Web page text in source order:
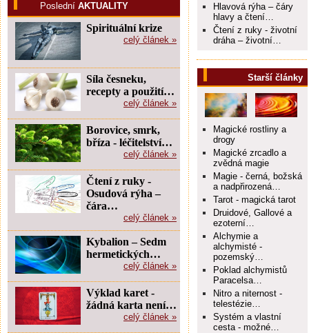
Hlavová rýha – čáry
hlavy a čtení…
Čtení z ruky - životní
dráha – životní…
Starší články
Magické rostliny a
drogy
Magické zrcadlo a
zvědná magie
Magie - černá, božská
a nadpřirozená…
Tarot - magická tarot
Druidové, Gallové a
ezoterní…
Alchymie a
alchymisté -
pozemský…
Poklad alchymistů
Paracelsa…
Nitro a niternost -
telestézie…
Systém a vlastní
cesta - možné…
Poslední AKTUALITY
Spirituální krize
celý článek »
Síla česneku,
recepty a použití…
celý článek »
Borovice, smrk,
bříza - léčitelství…
celý článek »
Čtení z ruky -
Osudová rýha –
čára…
celý článek »
Kybalion – Sedm
hermetických…
celý článek »
Výklad karet -
žádná karta není…
celý článek »